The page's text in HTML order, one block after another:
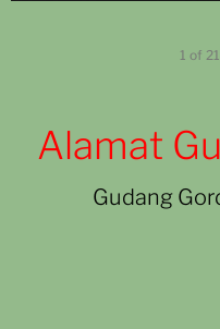
1 of
Alamat
Gudang